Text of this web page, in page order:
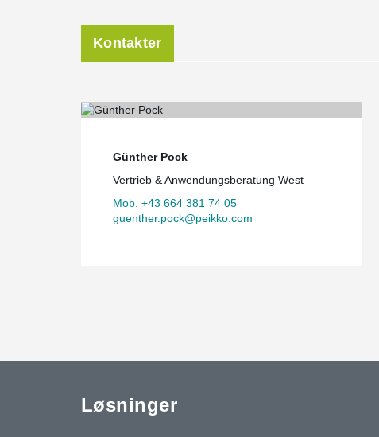
Kontakter
Günther Pock
Vertrieb & Anwendungsberatung West
Mob. +43 664 381 74 05
guenther.pock@peikko.com
Løsninger